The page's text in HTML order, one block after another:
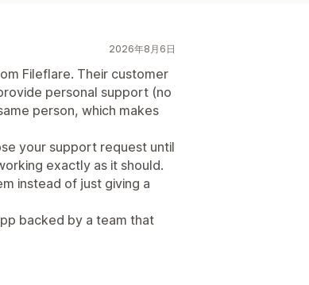
2026年8月6日
Fileflare. Their customer
personal support (no
person, which makes
your support request until
exactly as it should.
instead of just giving a
backed by a team that